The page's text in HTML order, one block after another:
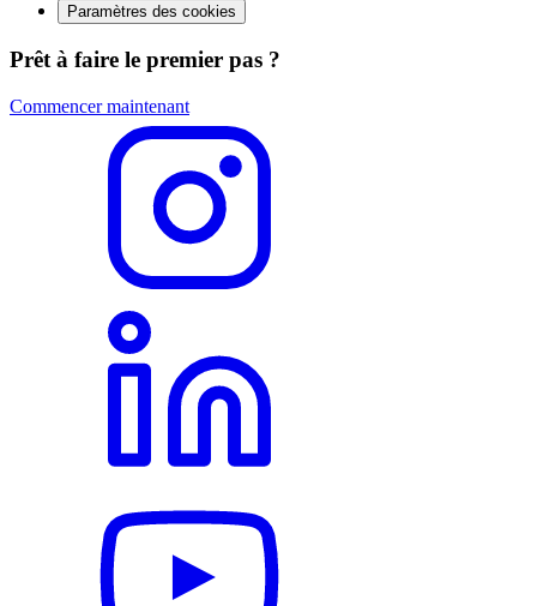
Paramètres des cookies
Prêt à faire le premier pas ?
Commencer maintenant